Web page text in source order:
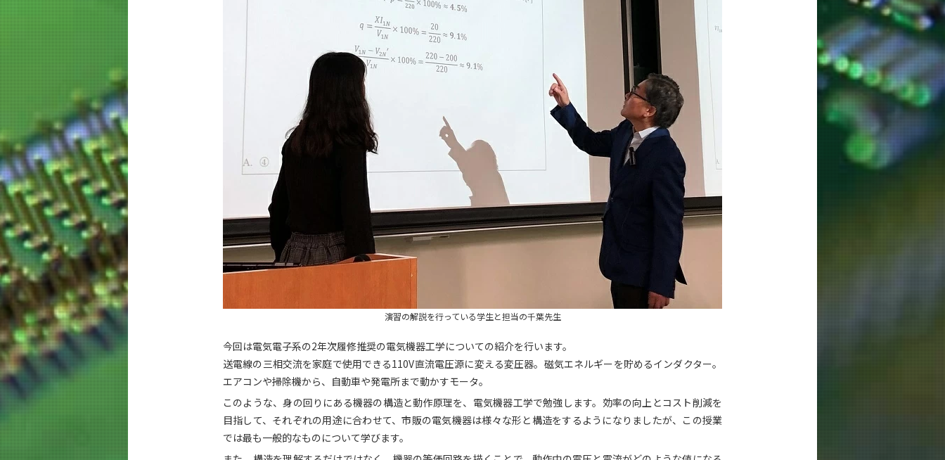
演習の解説を行っている学生と担当の千葉先生
今回は電気電子系の2年次履修推奨の電気機器工学についての紹介を行います。
送電線の三相交流を家庭で使用できる110V直流電圧源に変える変圧器。磁気エネルギーを貯めるインダクター。
エアコンや掃除機から、自動車や発電所まで動かすモータ。
このような、身の回りにある機器の構造と動作原理を、電気機器工学で勉強します。効率の向上とコスト削減を
目指して、それぞれの用途に合わせて、市販の電気機器は様々な形と構造をするようになりましたが、この授業
では最も一般的なものについて学びます。